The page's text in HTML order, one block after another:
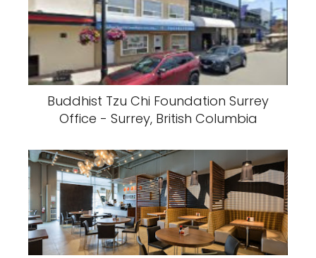
Buddhist Tzu Chi Foundation Surrey
Office - Surrey, British Columbia